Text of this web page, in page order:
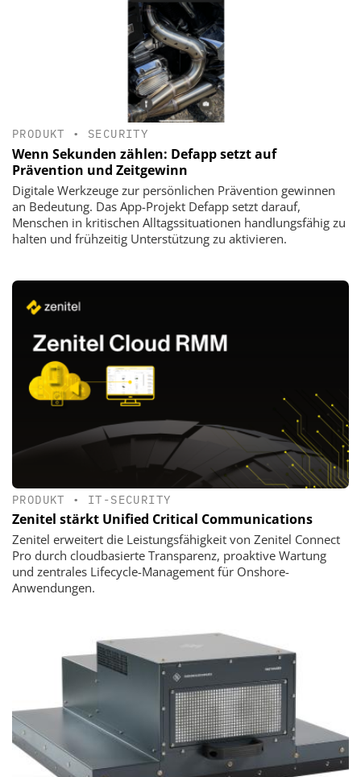
PRODUKT • SECURITY
Wenn Sekunden zählen: Defapp setzt auf
Prävention und Zeitgewinn
Digitale Werkzeuge zur persönlichen Prävention gewinnen
an Bedeutung. Das App-Projekt Defapp setzt darauf,
Menschen in kritischen Alltagssituationen handlungsfähig zu
halten und frühzeitig Unterstützung zu aktivieren.
PRODUKT • IT-SECURITY
Zenitel stärkt Unified Critical Communications
Zenitel erweitert die Leistungsfähigkeit von Zenitel Connect
Pro durch cloudbasierte Transparenz, proaktive Wartung
und zentrales Lifecycle-Management für Onshore-
Anwendungen.